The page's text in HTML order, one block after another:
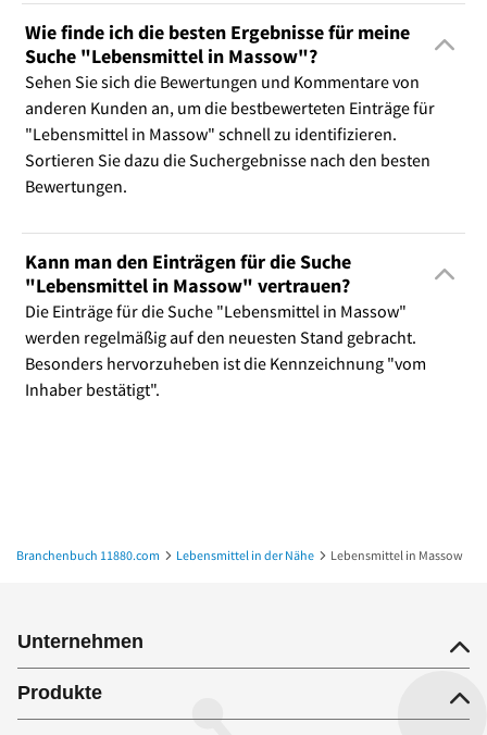
Wie finde ich die besten Ergebnisse für meine
Suche "Lebensmittel in Massow"?
Sehen Sie sich die Bewertungen und Kommentare von
anderen Kunden an, um die bestbewerteten Einträge für
"Lebensmittel in Massow" schnell zu identifizieren.
Sortieren Sie dazu die Suchergebnisse nach den besten
Bewertungen.
Kann man den Einträgen für die Suche
"Lebensmittel in Massow" vertrauen?
Die Einträge für die Suche "Lebensmittel in Massow"
werden regelmäßig auf den neuesten Stand gebracht.
Besonders hervorzuheben ist die Kennzeichnung "vom
Inhaber bestätigt".
Branchenbuch 11880.com Lebensmittel in der Nähe Lebensmittel in Massow
Unternehmen
Produkte